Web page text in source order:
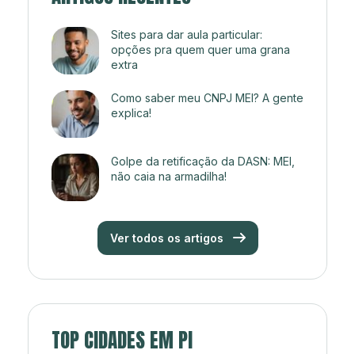
Sites para dar aula particular:
opções pra quem quer uma grana
extra
Como saber meu CNPJ MEI? A gente
explica!
Golpe da retificação da DASN: MEI,
não caia na armadilha!
Ver todos os artigos
TOP CIDADES EM PI